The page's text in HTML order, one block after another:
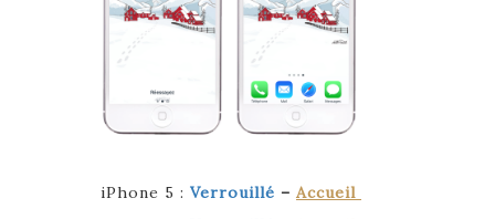
iPhone 5 : Verrouillé – Accueil